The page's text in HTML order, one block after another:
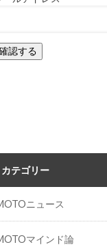
カテゴリー
ニュース
マインド論